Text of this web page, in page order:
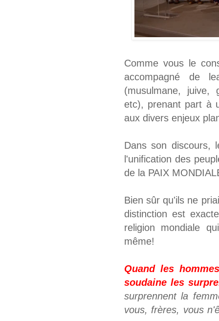
Comme vous le
accompagné de
(musulmane, juive,
etc), prenant part à
aux divers enjeux
Dans son discours,
l'unification des
de la PAIX
Bien sûr qu'ils ne
distinction est
religion mondiale
même!
Quand les
soudaine les
surprennent la
vous, frères, vous